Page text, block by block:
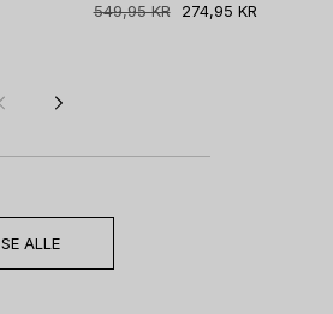
Normalpris
549,95 KR Udsalgspris
274,95 KR
SE ALLE